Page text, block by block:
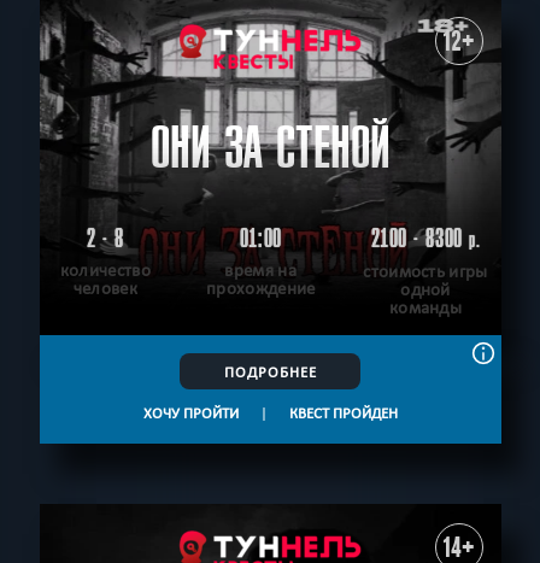
12+
ОНИ ЗА СТЕНОЙ
2 - 8
количество
человек
01:00
время на
прохождение
2100 - 8300р.
стоимость игры
одной
команды
ПОДРОБНЕЕ
ХОЧУ ПРОЙТИ | КВЕСТ ПРОЙДЕН
14+